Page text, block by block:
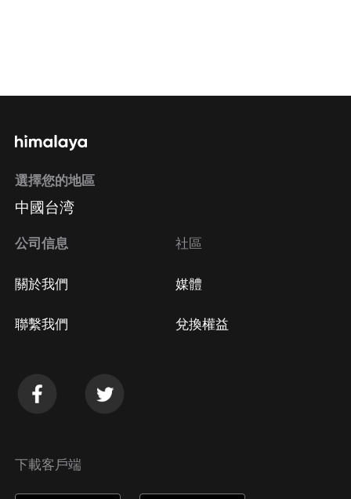
選擇您的地區
中國台湾
公司信息
關於我們
聯繫我們
社區
媒體
兌換權益
下載客戶端